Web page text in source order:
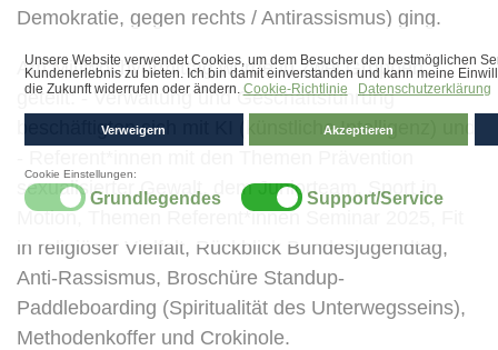
Demokratie, gegen rechts / Antirassismus) ging.
Am Mittwochvormittag wurde in zwei Gruppen
geteilt: - Verwaltung und Geschäftsführung
beschäftigten sich mit KI (künstliche Intelligenz) und
sexualisierter Gewalt, dem Juniorteam, Sport in
Motion, Themen Referent*innen Seminar 2025, Fit
in religiöser Vielfalt, Rückblick Bundesjugendtag,
Anti-Rassismus, Broschüre Standup-
Paddleboarding (Spiritualität des Unterwegsseins),
Methodenkoffer und Crokinole.